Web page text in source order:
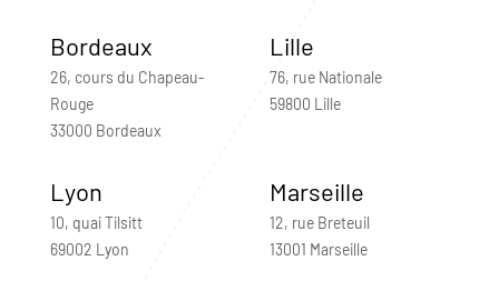
Bordeaux
26, cours du Chapeau-
Rouge
33000 Bordeaux
Lille
76, rue Nationale
59800 Lille
Lyon
10, quai Tilsitt
69002 Lyon
Marseille
12, rue Breteuil
13001 Marseille